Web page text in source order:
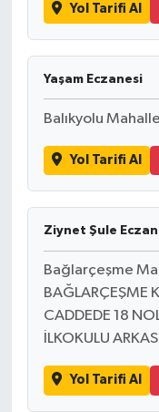
Yol Tarifi Al
Yaşam Eczanesi
Balıkyolu
Yol Tarifi Al
Ziynet Şule
Bağlarçeşme
BAĞLARÇEŞME
CADDEDE 18
İLKOKULU ARKASI
Yol Tarifi Al